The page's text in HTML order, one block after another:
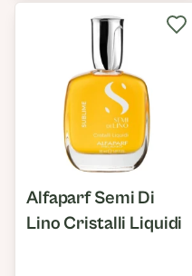
Alfaparf Semi Di
Lino Cristalli Liquidi